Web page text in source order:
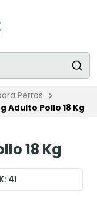
Perros
Adulto Pollo 18 Kg
18 Kg
41